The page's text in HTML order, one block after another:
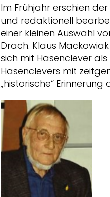
Im Frühjahr erschien
und redaktionell
einer kleinen Auswahl
Drach. Klaus
sich mit Hasenclever
Hasenclevers mit
„historische“